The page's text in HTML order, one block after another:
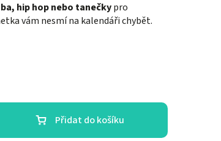
hip hop nebo tanečkypro
vám nesmí na kalendáři chybět.
Přidat do košíku